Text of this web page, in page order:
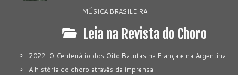
MÚSICA BRASILEIRA
Leia na Revista do Choro
2022: O Centenário dos Oito Batutas na França e na Argentina
A história do choro através da imprensa